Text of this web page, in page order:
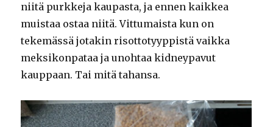
niitä purkkeja kaupasta, ja ennen kaikkea
muistaa ostaa niitä. Vittumaista kun on
tekemässä jotakin risottotyyppistä vaikka
meksikonpataa ja unohtaa kidneypavut
kauppaan. Tai mitä tahansa.